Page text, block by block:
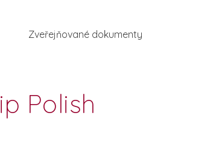
Zveřejňované dokumenty
Polish